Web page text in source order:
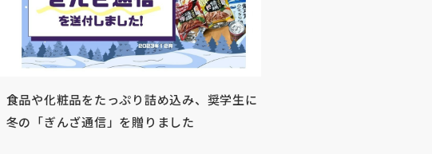
食品や化粧品をたっぷり詰め込み、奨学生に
冬の「ぎんざ通信」を贈りました